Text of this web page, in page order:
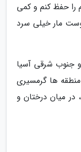
را حفظ کنم و کمی
مار خیلی سرد
و جنوب شرقی آسیا
ها گرمسیری
در میان درختان و